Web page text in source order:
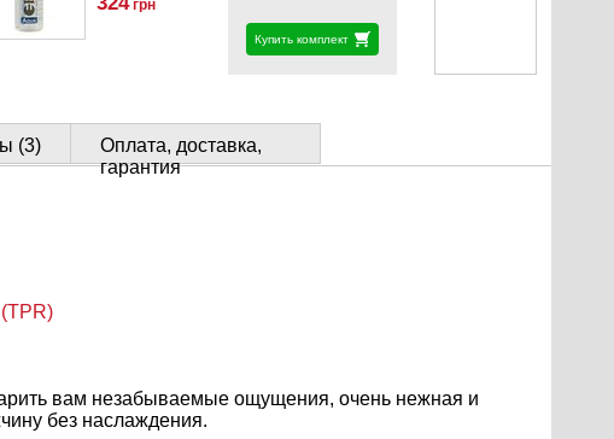
грн
Купить комплект
(3)
Оплата, доставка,
гарантия
вам незабываемые ощущения, очень нежная и
без наслаждения.